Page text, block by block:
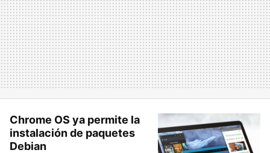
Chrome OS ya permite la
instalación de paquetes
Debian